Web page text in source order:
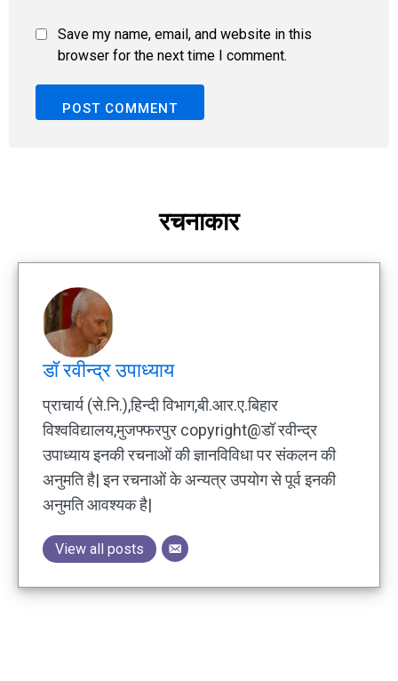
Save my name, email, and website in this
browser for the next time I comment.
रचनाकार
डॉ रवीन्द्र उपाध्याय
प्राचार्य (से.नि.),हिन्दी विभाग,बी.आर.ए.बिहार
विश्वविद्यालय,मुजफ्फरपुर copyright@डॉ रवीन्द्र
उपाध्याय इनकी रचनाओं की ज्ञानविविधा पर संकलन की
अनुमति है| इन रचनाओं के अन्यत्र उपयोग से पूर्व इनकी
अनुमति आवश्यक है|
View all posts